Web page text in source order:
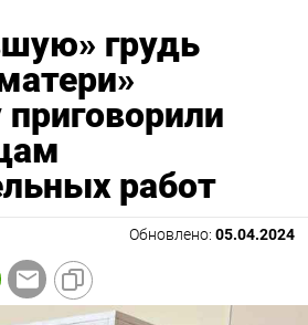
грудь
работ
Обновлено: 05.04.2024